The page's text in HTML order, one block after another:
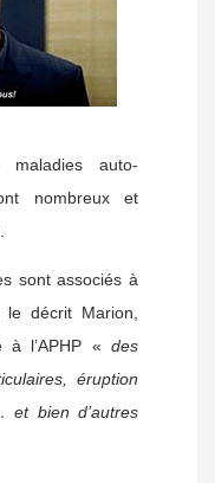
auto-
nombreux et
sont associés à
décrit Marion,
à l’APHP « des
éruption
et bien d’autres